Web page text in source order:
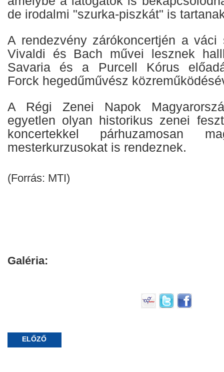
de irodalmi "szurka-piszkát" is
A rendezvény zárókoncertjén a váci
Vivaldi és Bach művei lesznek
Savaria és a Purcell Kórus
Forck hegedűművész
A Régi Zenei Napok
egyetlen olyan historikus zenei
koncertekkel párhuzamosan
mesterkurzusokat is rendeznek.
(Forrás: MTI)
Galéria:
ELŐZŐ